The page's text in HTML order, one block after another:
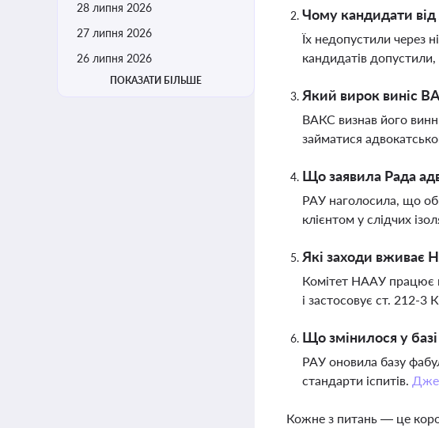
28 липня 2026
27 липня 2026
26 липня 2026
ПОКАЗАТИ БІЛЬШЕ
Чому кандидати
Їх недопустили через
кандидатів
Який вирок виніс
ВАКС визнав його
займатися
Що заявила Рада
РАУ наголосила, що
клієнтом у слідчих
Які заходи вживає
Комітет НААУ працює
і застосовує ст. 212-3
Що змінилося у базі
РАУ оновила базу
стандарти іспитів.
Кожне з питань — це